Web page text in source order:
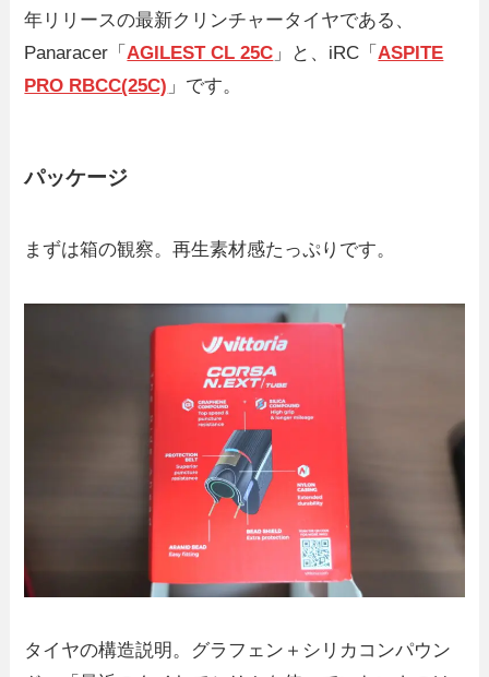
年リリースの最新クリンチャータイヤである、
Panaracer「AGILEST CL 25C 」と、iRC「ASPITE
PRO RBCC(25C) 」です。
パッケージ
まずは箱の観察。再生素材感たっぷりです。
タイヤの構造説明。グラフェン＋シリカコンパウン